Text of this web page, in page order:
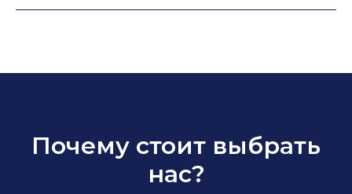
Почему стоит выбрать
нас?